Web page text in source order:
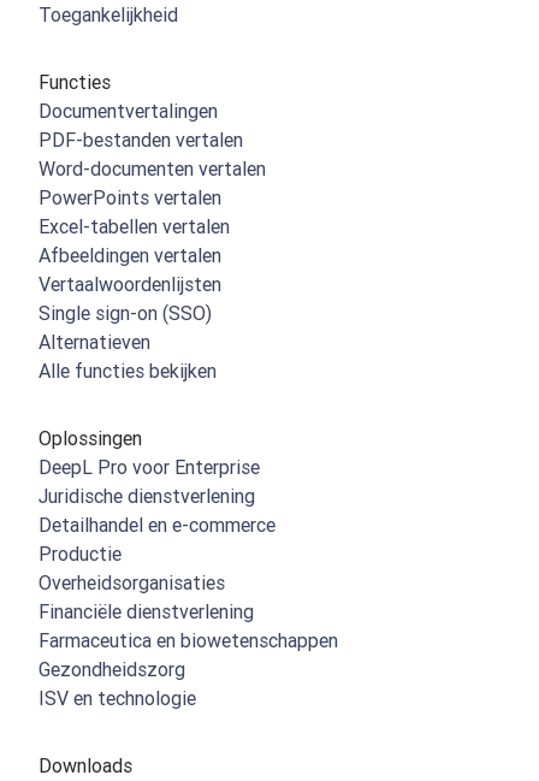
Toegankelijkheid
Functies
Documentvertalingen
PDF-bestanden vertalen
Word-documenten vertalen
PowerPoints vertalen
Excel-tabellen vertalen
Afbeeldingen vertalen
Vertaalwoordenlijsten
Single sign-on (SSO)
Alternatieven
Alle functies bekijken
Oplossingen
DeepL Pro voor Enterprise
Juridische dienstverlening
Detailhandel en e-commerce
Productie
Overheidsorganisaties
Financiële dienstverlening
Farmaceutica en biowetenschappen
Gezondheidszorg
ISV en technologie
Downloads